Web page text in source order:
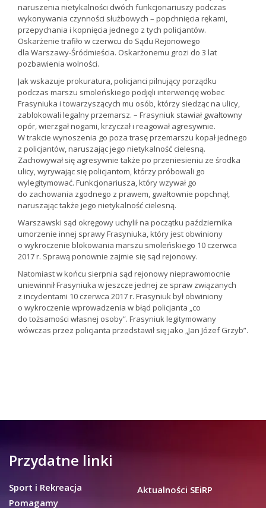
naruszenia nietykalności dwóch funkcjonariuszy podczas
wykonywania czynności służbowych – popchnięcia rękami,
przepychania i kopnięcia jednego z tych policjantów.
Oskarżenie trafiło w czerwcu do Sądu Rejonowego
dla Warszawy-Śródmieścia. Oskarżonemu grozi do 3 lat
pozbawienia wolności.
Jak wskazuje prokuratura, policjanci pilnujący porządku
podczas marszu smoleńskiego podjęli interwencję wobec
Frasyniuka i towarzyszących mu osób, którzy siedząc na ulicy,
zablokowali legalny przemarsz. – Frasyniuk stawiał gwałtowny
opór, wierzgał nogami, krzyczał i reagował agresywnie.
W trakcie wynoszenia go poza trasę przemarszu kopał jednego
z policjantów, naruszając jego nietykalność cielesną.
Zachowywał się agresywnie także po przeniesieniu ze środka
ulicy, wyrywając się policjantom, którzy próbowali go
wylegitymować. Funkcjonariusza, który wzywał go
do zachowania zgodnego z prawem, gwałtownie popchnął,
naruszając także jego nietykalność cielesną.
Warszawski sąd okręgowy uchylił na początku października
umorzenie innej sprawy Frasyniuka, który jest obwiniony
o wykroczenie blokowania marszu smoleńskiego 10 czerwca
2017 r. Sprawą ponownie zajmie się sąd rejonowy.
Natomiast w końcu sierpnia sąd rejonowy nieprawomocnie
uniewinnił Frasyniuka w jeszcze jednej ze spraw związanych
z incydentami 10 czerwca 2017 r. Frasyniuk był obwiniony
o wykroczenie wprowadzenia w błąd policjanta „co
do tożsamości własnej osoby”. Frasyniuk legitymowany
wówczas przez policjanta przedstawił się jako „Jan Józef Grzyb”.
Przydatne linki
Sport i Rekreacja
Pomagamy
Aktualności SEiRP